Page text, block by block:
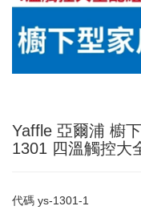
Yaffle 亞爾浦 櫥
1301 四溫觸控大
代碼 ys-1301-1